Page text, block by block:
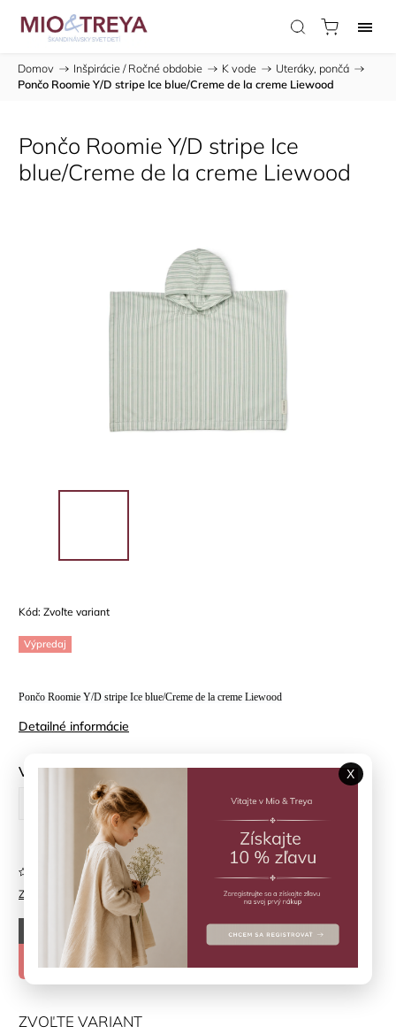
Domov / Inšpirácie / Ročné obdobie / K vode / Uteráky, pončá /
Pončo Roomie Y/D stripe Ice blue/Creme de la creme Liewood
Pončo Roomie Y/D stripe Ice
blue/Creme de la creme Liewood
Kód: Zvoľte variant
Výpredaj
Pončo Roomie Y/D stripe Ice blue/Creme de la creme Liewood
Detailné informácie
Veľkosť
3-4 R 7-8 R
Značka: LIEWOOD
Neohodnotené
€39
–50 %
€19,50
ZVOĽTE VARIANT
X